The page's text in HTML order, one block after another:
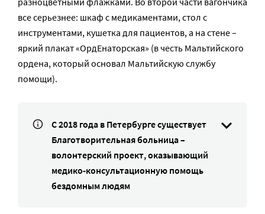
все серьезнее: шкаф с медикаментами, стол с
инструментами, кушетка для пациентов, а на стене –
яркий плакат «ОрдЕнаторская» (в честь Мальтийского
ордена, который основал Мальтийскую службу
помощи).
С 2018 года в Петербурге существует
Благотворительная больница –
волонтерский проект, оказывающий
медико-консультационную помощь
бездомным людям